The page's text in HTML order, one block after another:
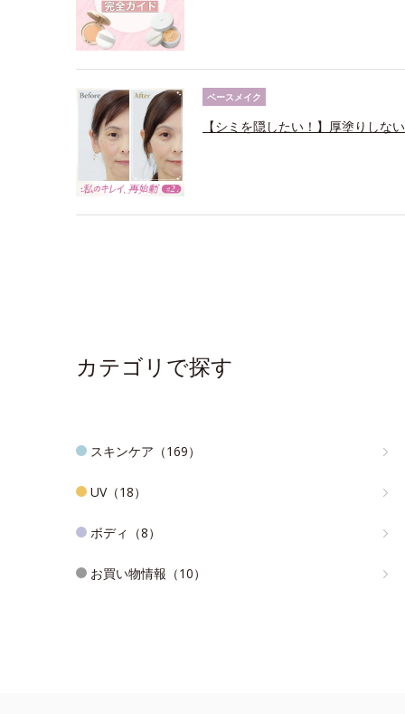
ベースメイク
【シミを隠したい！】厚塗りしな
カテゴリで探す
スキンケア（169）
UV（18）
ボディ（8）
お買い物情報（10）